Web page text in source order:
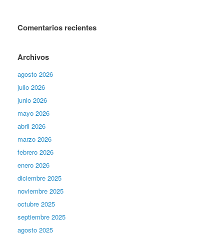
Comentarios recientes
Archivos
agosto 2026
julio 2026
junio 2026
mayo 2026
abril 2026
marzo 2026
febrero 2026
enero 2026
diciembre 2025
noviembre 2025
octubre 2025
septiembre 2025
agosto 2025